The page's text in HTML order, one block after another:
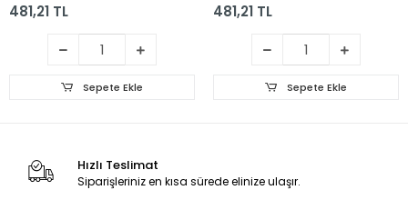
481,21 TL
Sepete Ekle
481,21 TL
Sepete Ekle
Hızlı Teslimat
Siparişleriniz en kısa sürede elinize ulaşır.